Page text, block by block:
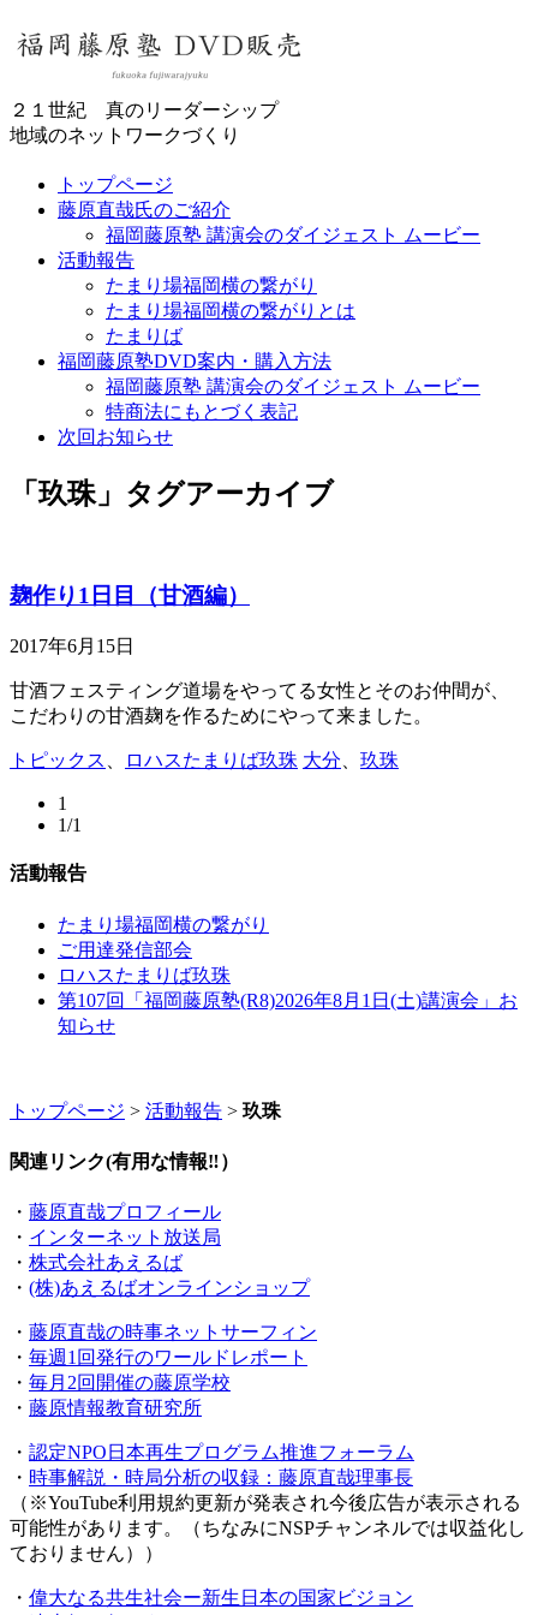
２１世紀 真のリーダーシップ
地域のネットワークづくり
トップページ
藤原直哉氏のご紹介
福岡藤原塾 講演会のダイジェスト ムービー
活動報告
たまり場福岡横の繋がり
たまり場福岡横の繋がりとは
たまりば
福岡藤原塾DVD案内・購入方法
福岡藤原塾 講演会のダイジェスト ムービー
特商法にもとづく表記
次回お知らせ
「玖珠」タグアーカイブ
麹作り1日目（甘酒編）
2017年6月15日
甘酒フェスティング道場をやってる女性とそのお仲間が、
こだわりの甘酒麹を作るためにやって来ました。
トピックス ロハスたまりば玖珠 大分 玖珠
1
1/1
活動報告
たまり場福岡横の繋がり
ご用達発信部会
ロハスたまりば玖珠
第107回「福岡藤原塾(R8)2026年8月1日(土)講演会」お
知らせ
トップページ > 活動報告 > 玖珠
関連リンク(有用な情報‼）
・ 藤原直哉プロフィール
・ インターネット放送局
・ 株式会社あえるば
・ (株)あえるばオンラインショップ
・ 藤原直哉の時事ネットサーフィン
・ 毎週1回発行のワールドレポート
・ 毎月2回開催の藤原学校
・ 藤原情報教育研究所
・ 認定NPO日本再生プログラム推進フォーラム
・ 時事解説・時局分析の収録：藤原直哉理事長
（※YouTube利用規約更新が発表され今後広告が表示される
可能性があります。（ちなみにNSPチャンネルでは収益化し
ておりません））
・ 偉大なる共生社会ー新生日本の国家ビジョン